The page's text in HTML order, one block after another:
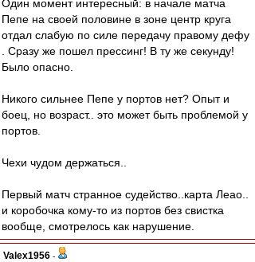
Один момент интересный: в начале матча
Пепе на своей половине в зоне центр круга
отдал слабую по силе передачу правому дефу
. Сразу же пошел прессинг! В ту же секунду!
Было опасно.
Никого сильнее Пепе у портов нет? Опыт и
боец, но возраст.. это может быть проблемой у
портов.
Чехи чудом держаться..
Первый матч странное судейство..карта Леао..
и коробочка кому-то из портов без свистка
вообще, смотрелось как нарушение.
Valex1956 -